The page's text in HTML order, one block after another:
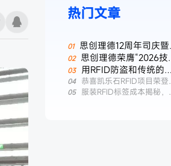
热门文章
思创理德12周年司庆暨
季团建圆满举行
思创理德荣膺“2026技
先锋年度推见”
用RFID防盗和传统的防
盗扣有什么区别？——服
行业智能防盗新选择
恭喜凯乐石RFID项目荣登
“2025物联之星·数智中国标杆
服装RFID标签成本揭秘，